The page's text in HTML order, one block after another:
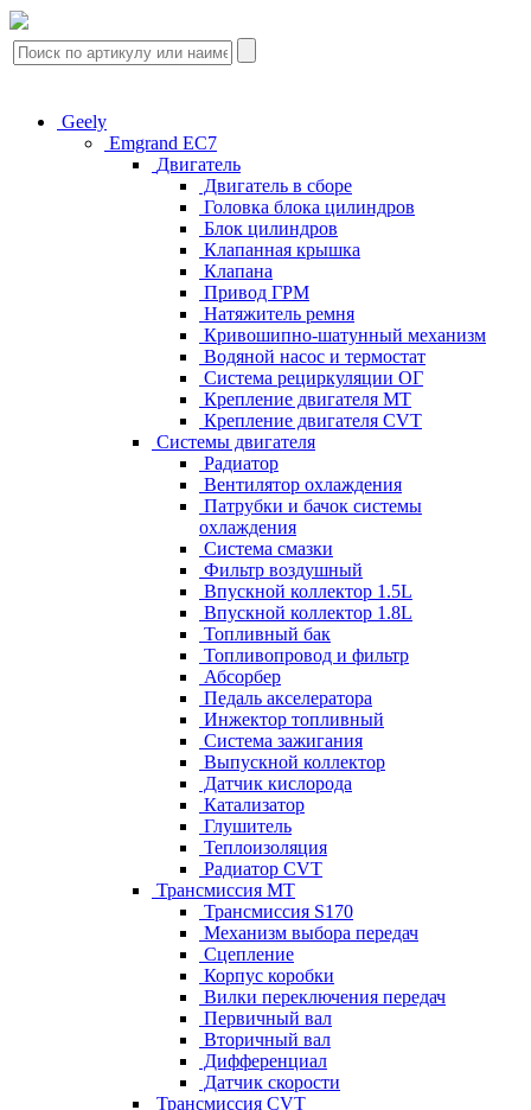
Geely
Emgrand EC7
Двигатель
Двигатель в сборе
Головка блока цилиндров
Блок цилиндров
Клапанная крышка
Клапана
Привод ГРМ
Натяжитель ремня
Кривошипно-шатунный механизм
Водяной насос и термостат
Система рециркуляции ОГ
Крепление двигателя MT
Крепление двигателя CVT
Системы двигателя
Радиатор
Вентилятор охлаждения
Патрубки и бачок системы
охлаждения
Система смазки
Фильтр воздушный
Впускной коллектор 1.5L
Впускной коллектор 1.8L
Топливный бак
Топливопровод и фильтр
Абсорбер
Педаль акселератора
Инжектор топливный
Система зажигания
Выпускной коллектор
Датчик кислорода
Катализатор
Глушитель
Теплоизоляция
Радиатор CVT
Трансмиссия MT
Трансмиссия S170
Механизм выбора передач
Сцепление
Корпус коробки
Вилки переключения передач
Первичный вал
Вторичный вал
Дифференциал
Датчик скорости
Трансмиссия CVT